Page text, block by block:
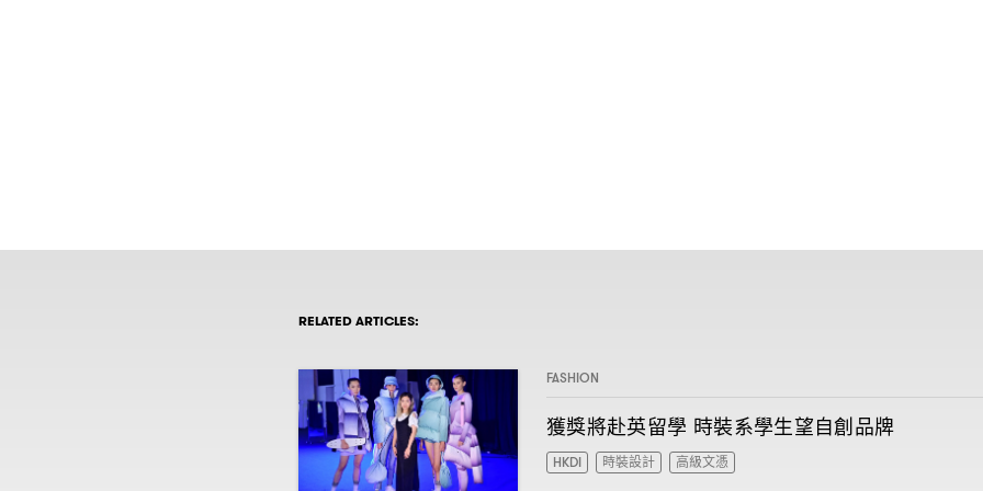
RELATED ARTICLES:
FASHION
獲獎將赴英留學 時裝系學生望自創品牌
HKDI 時裝設計 高級文憑